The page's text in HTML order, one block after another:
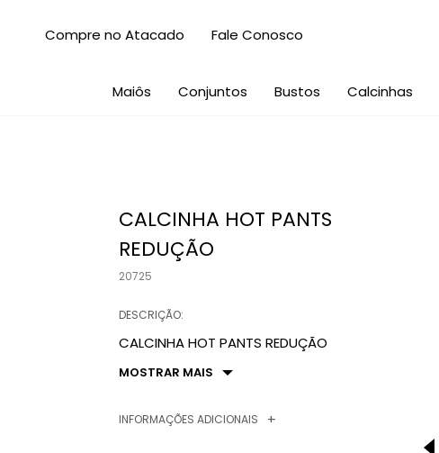
Compre no Atacado Fale Conosco
Maiôs Conjuntos Bustos Calcinhas
CALCINHA HOT PANTS
REDUÇÃO
20725
DESCRIÇÃO:
CALCINHA HOT PANTS REDUÇÃO
MOSTRAR MAIS
INFORMAÇÕES ADICIONAIS